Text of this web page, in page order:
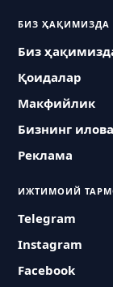
БИЗ ҲАҚИМИЗДА
Биз
Қоидалар
Макфийлик
Бизнинг
Реклама
ИЖТИМОИЙ
Telegram
Instagram
Facebook